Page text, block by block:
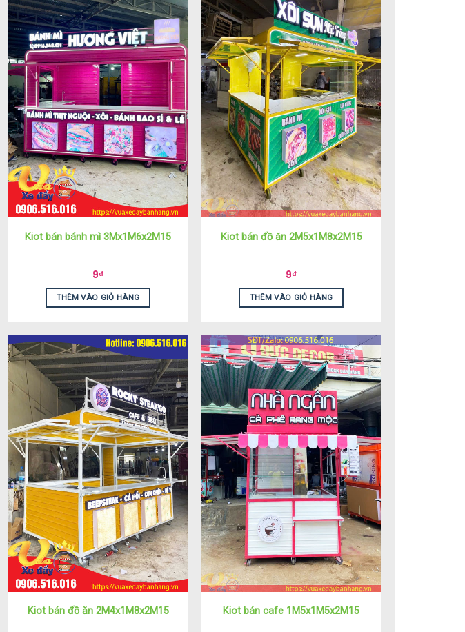
Kiot bán bánh mì 3Mx1M6x2M15
9₫
THÊM VÀO GIỎ HÀNG
Kiot bán đồ ăn 2M5x1M8x2M15
9₫
THÊM VÀO GIỎ HÀNG
Kiot bán đồ ăn 2M4x1M8x2M15 Kiot bán cafe 1M5x1M5x2M15